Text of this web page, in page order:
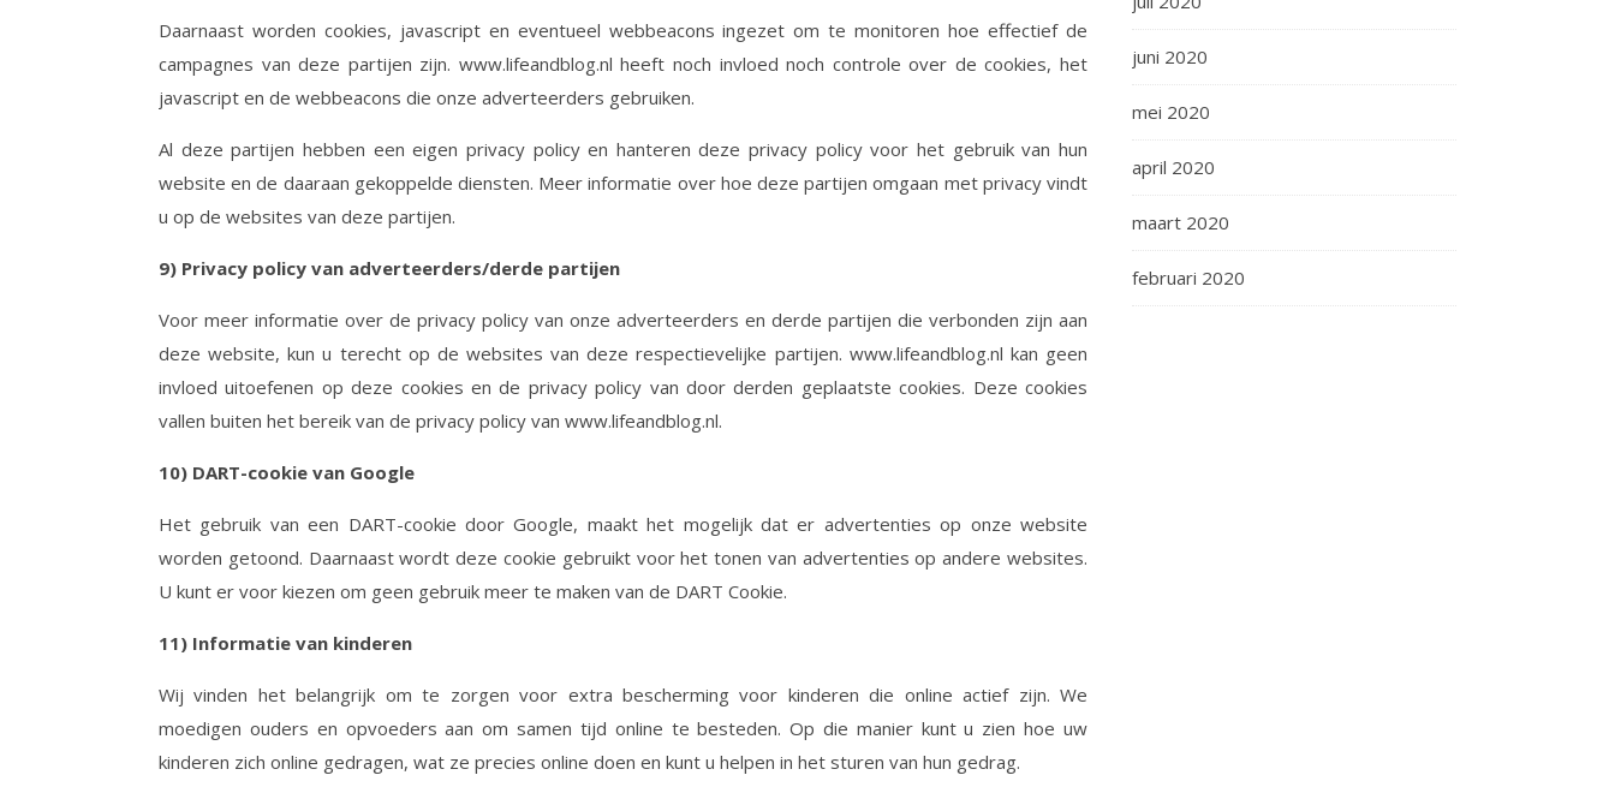
Daarnaast worden cookies, javascript en eventueel webbeacons ingezet om te monitoren hoe effectief de
campagnes van deze partijen zijn. www.lifeandblog.nl heeft noch invloed noch controle over de cookies, het
javascript en de webbeacons die onze adverteerders gebruiken.
Al deze partijen hebben een eigen privacy policy en hanteren deze privacy policy voor het gebruik van hun
website en de daaraan gekoppelde diensten. Meer informatie over hoe deze partijen omgaan met privacy vindt
u op de websites van deze partijen.
9) Privacy policy van adverteerders/derde partijen
Voor meer informatie over de privacy policy van onze adverteerders en derde partijen die verbonden zijn aan
deze website, kun u terecht op de websites van deze respectievelijke partijen. www.lifeandblog.nl kan geen
invloed uitoefenen op deze cookies en de privacy policy van door derden geplaatste cookies. Deze cookies
vallen buiten het bereik van de privacy policy van www.lifeandblog.nl.
10) DART-cookie van Google
Het gebruik van een DART-cookie door Google, maakt het mogelijk dat er advertenties op onze website
worden getoond. Daarnaast wordt deze cookie gebruikt voor het tonen van advertenties op andere websites.
U kunt er voor kiezen om geen gebruik meer te maken van de DART Cookie.
11) Informatie van kinderen
Wij vinden het belangrijk om te zorgen voor extra bescherming voor kinderen die online actief zijn. We
moedigen ouders en opvoeders aan om samen tijd online te besteden. Op die manier kunt u zien hoe uw
kinderen zich online gedragen, wat ze precies online doen en kunt u helpen in het sturen van hun gedrag.
juni 2020
mei 2020
april 2020
maart 2020
februari 2020